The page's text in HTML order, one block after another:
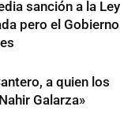
sanción a la Ley
pero el Gobierno
a quien los
Galarza»